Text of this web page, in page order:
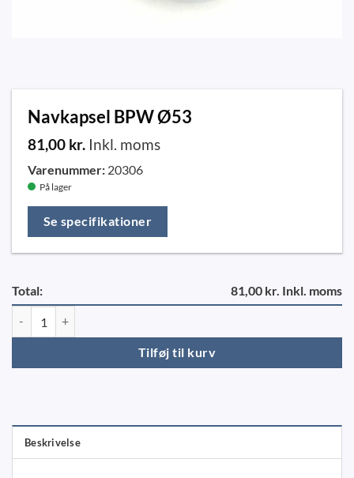
Navkapsel BPW Ø53
81,00 kr. Inkl. moms
Varenummer: 20306
På lager
Se specifikationer
Total: 81,00 kr. Inkl. moms
Tilføj til kurv
Beskrivelse